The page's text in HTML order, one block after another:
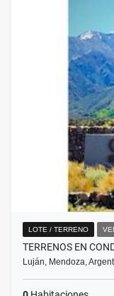
LOTE / TERRENO
TERRENOS EN
Luján, Mendoza,